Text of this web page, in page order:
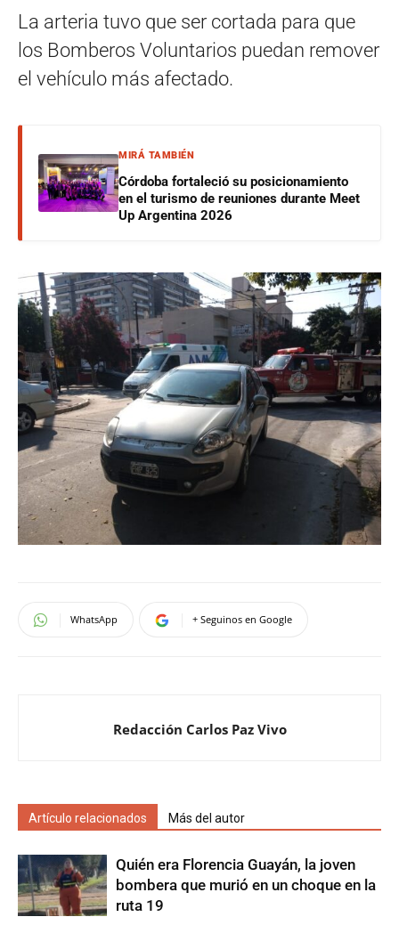
La arteria tuvo que ser cortada para que
los Bomberos Voluntarios puedan remover
el vehículo más afectado.
MIRÁ TAMBIÉN
Córdoba fortaleció su posicionamiento
en el turismo de reuniones durante Meet
Up Argentina 2026
WhatsApp + Seguinos en Google
Redacción Carlos Paz Vivo
Artículo relacionados Más del autor
Quién era Florencia Guayán, la joven
bombera que murió en un choque en la
ruta 19